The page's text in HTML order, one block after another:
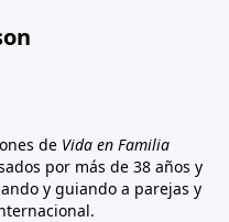
de Vida en Familia
por más de 38 años y
y guiando a parejas y